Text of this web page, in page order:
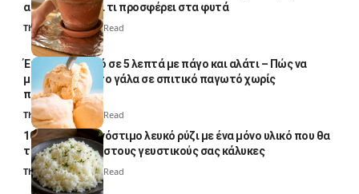
απλό κόλπο και τι προσφέρει στα φυτά
Thali Ombre4 Min Read
Έτοιμο παγωτό σε 5 λεπτά με πάγο και αλάτι – Πώς να
μετατρέψετε το γάλα σε σπιτικό παγωτό χωρίς
παγωτομηχανή
Thali Ombre 4 Min Read
10 φορές ποιο νόστιμο λευκό ρύζι με ένα μόνο υλικό που θα
το απογειώσει στους γευστικούς σας κάλυκες
Thali Ombre4 Min Read